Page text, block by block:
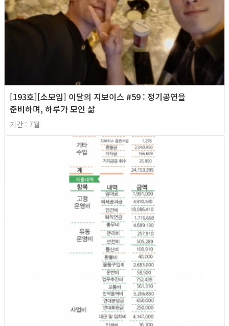
[193호][소모임] 이달의 지보이스 #59 : 정기공연을
준비하며, 하루가 모인 삶
기간 : 7월